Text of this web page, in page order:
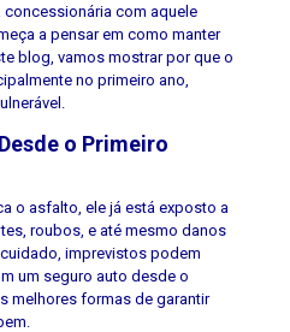
com aquele
a pensar em como manter
blog, vamos mostrar por que o
no primeiro ano,
o Primeiro
o asfalto, ele já está exposto a
roubos, e até mesmo danos
imprevistos podem
um seguro auto desde o
melhores formas de garantir